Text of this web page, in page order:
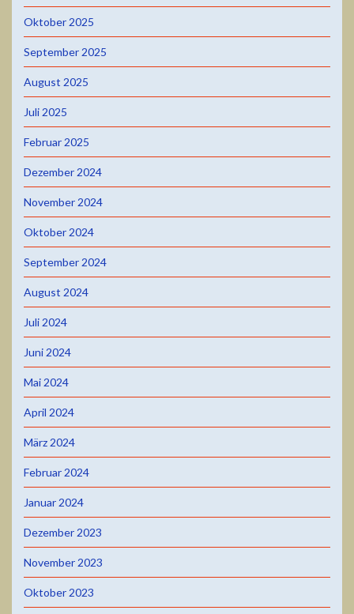
Oktober 2025
September 2025
August 2025
Juli 2025
Februar 2025
Dezember 2024
November 2024
Oktober 2024
September 2024
August 2024
Juli 2024
Juni 2024
Mai 2024
April 2024
März 2024
Februar 2024
Januar 2024
Dezember 2023
November 2023
Oktober 2023